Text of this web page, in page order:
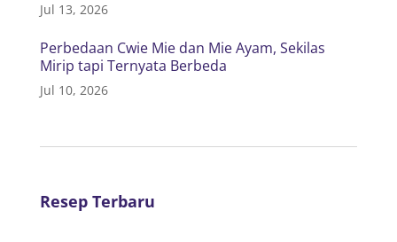
Jul 13, 2026
Perbedaan Cwie Mie dan Mie Ayam, Sekilas
Mirip tapi Ternyata Berbeda
Jul 10, 2026
Resep Terbaru